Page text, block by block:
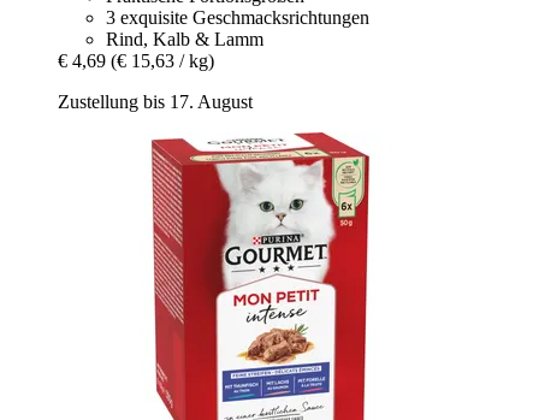
3 exquisite Geschmacksrichtungen
Rind, Kalb & Lamm
€ 4,69 (€ 15,63 / kg)
Zustellung bis 17. August